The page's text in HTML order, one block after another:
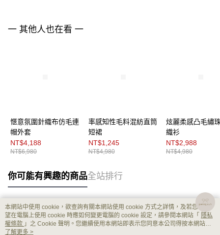
一 其他人也在看 一
愜意氛圍針織布仿毛連
帽外套
NT$4,188
NT$6,980
率感知性毛料混紡直筒
短裙
NT$1,245
NT$4,980
炫麗柔感凸毛繡
織衫
NT$2,988
NT$4,980
你可能有興趣的商品全站排行
熱門標籤
本網站中使用 cookie，欲查詢有關本網站使用 cookie 方式之詳情，及若您不希
望在電腦上使用 cookie 時應如何變更電腦的 cookie 設定，請參閱本網站「 隱私
權條款 」之 Cookie 聲明。您繼續使用本網站即表示您同意本公司得按本網站使
用條款之 Cookie 聲明使用 cookie。
了解更多 >